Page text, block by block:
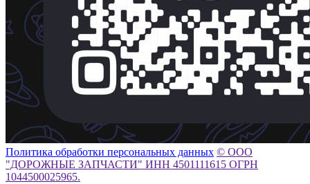
Политика обработки персональных данных © ООО
"ДОРОЖНЫЕ ЗАПЧАСТИ" ИНН 4501111615 ОГРН
1044500025965.